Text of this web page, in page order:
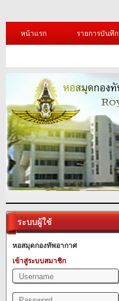
หน้าแรก รายการบันทึก
ระบบผู้ใช้
หอสมุดกองทัพอากาศ
เข้าสู่ระบบสมาชิก